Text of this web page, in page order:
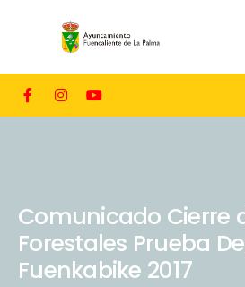
Comunicado Cierre
Forestales Prueba
Fuenkabike 2017